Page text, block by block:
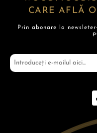
CARE AFLĂ
Prin abonare la